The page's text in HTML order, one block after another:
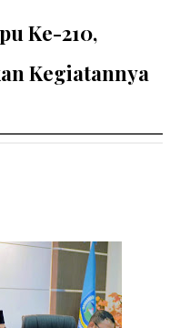
Ke-210,
Kegiatannya